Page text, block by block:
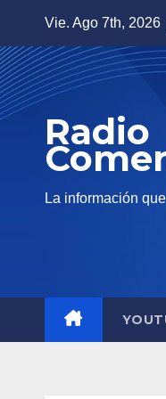
contenido
Vie. Ago 7th, 2026
Radio
La información